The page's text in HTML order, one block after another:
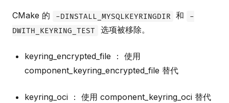
CMake 的 -DINSTALL_MYSQLKEYRINGDIR 和
-
DWITH_KEYRING_TEST
选项被移除。
keyring_encrypted_file ： 使用
component_keyring_encrypted_file 替代
keyring_oci ： 使用 component_keyring_oci 替代